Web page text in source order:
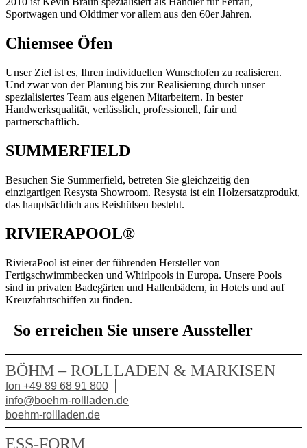
Sportwagen und Oldtimer vor allem aus den 60er Jahren.
Chiemsee Öfen
Unser Ziel ist es, Ihren individuellen Wunschofen zu realisieren.
Und zwar von der Planung bis zur Realisierung durch unser
spezialisiertes Team aus eigenen Mitarbeitern. In bester
Handwerksqualität, verlässlich, professionell, fair und
partnerschaftlich.
SUMMERFIELD
Besuchen Sie Summerfield, betreten Sie gleichzeitig den
einzigartigen Resysta Showroom. Resysta ist ein Holzersatzprodukt,
das hauptsächlich aus Reishülsen besteht.
RIVIERAPOOL®
RivieraPool ist einer der führenden Hersteller von
Fertigschwimmbecken und Whirlpools in Europa. Unsere Pools
sind in privaten Badegärten und Hallenbädern, in Hotels und auf
Kreuzfahrtschiffen zu finden.
So erreichen Sie unsere Aussteller
BÖHM – ROLLLADEN & MARKISEN
fon +49 89 68 91 800
info@boehm-rollladen.de
boehm-rollladen.de
ESS-FORM